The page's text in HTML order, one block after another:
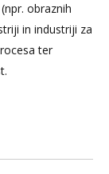
obraznih
in industriji za
ter